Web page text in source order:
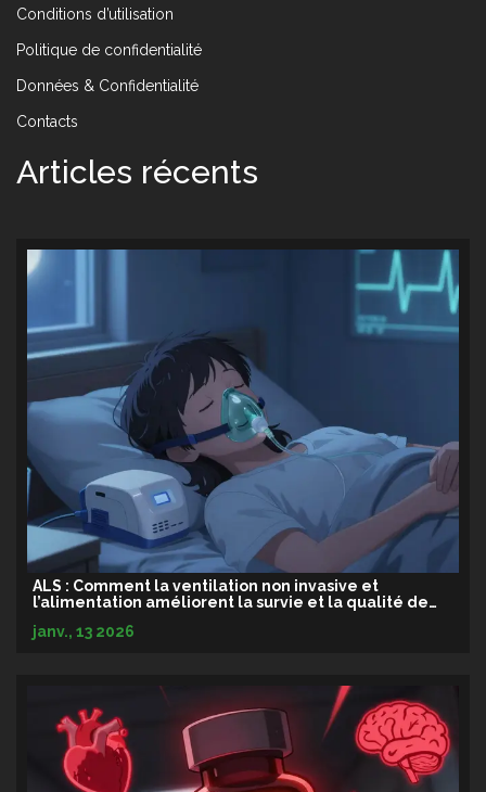
Conditions d’utilisation
Politique de confidentialité
Données & Confidentialité
Contacts
Articles récents
ALS : Comment la ventilation non invasive et
l’alimentation améliorent la survie et la qualité de
janv., 13 2026